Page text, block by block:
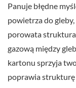
Panuje błędne
powietrza do gleby,
porowata
gazową między
kartonu sprzyja
poprawia strukturę